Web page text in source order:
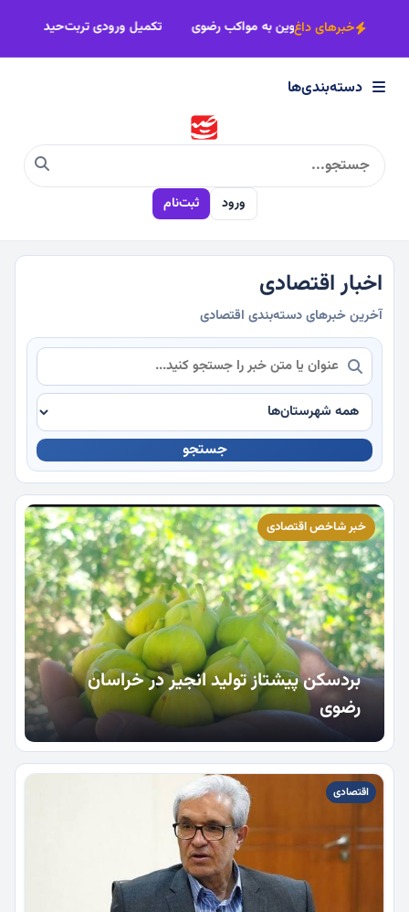
×
دسته‌بندی‌ها
سیاسی
اجتماعی
فرهنگی
ورزشی
چندرسانه
خبرهای داغاهدای هندوانه جهادگران جوین به مواکب رضوی تکمیل ورودی
دسته‌بندی‌ها
ورود ثبت‌نام
اخبار اقتصادی
آخرین خبرهای دسته‌بندی اقتصادی
جستجو
خبر شاخص اقتصادی
بردسکن پیشتاز تولید انجیر در خراسان
رضوی
اقتصادی